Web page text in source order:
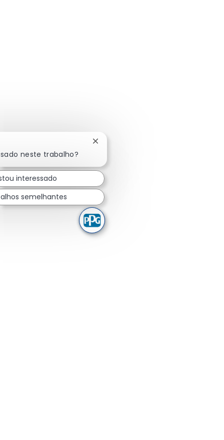
neste trabalho?
Fechar notificação de chatbot
interessado
semelhantes